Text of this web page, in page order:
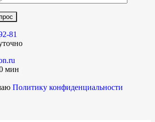
81
мин
Политику конфиденциальности